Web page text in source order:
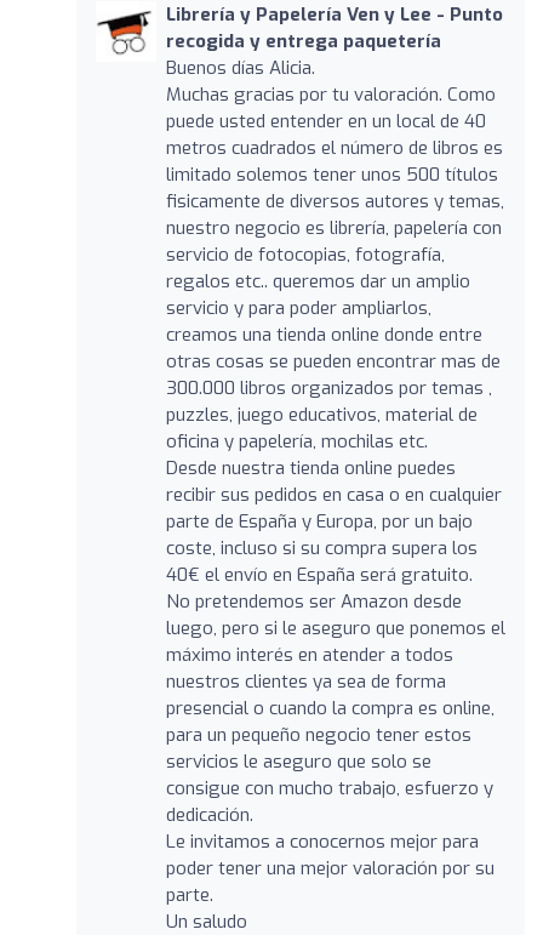
Librería y Papelería Ven y Lee - Punto
recogida y entrega paquetería
Buenos días Alicia.
Muchas gracias por tu valoración. Como
puede usted entender en un local de 40
metros cuadrados el número de libros es
limitado solemos tener unos 500 títulos
fisicamente de diversos autores y temas,
nuestro negocio es librería, papelería con
servicio de fotocopias, fotografía,
regalos etc.. queremos dar un amplio
servicio y para poder ampliarlos,
creamos una tienda online donde entre
otras cosas se pueden encontrar mas de
300.000 libros organizados por temas ,
puzzles, juego educativos, material de
oficina y papelería, mochilas etc.
Desde nuestra tienda online puedes
recibir sus pedidos en casa o en cualquier
parte de España y Europa, por un bajo
coste, incluso si su compra supera los
40€ el envío en España será gratuito.
No pretendemos ser Amazon desde
luego, pero si le aseguro que ponemos el
máximo interés en atender a todos
nuestros clientes ya sea de forma
presencial o cuando la compra es online,
para un pequeño negocio tener estos
servicios le aseguro que solo se
consigue con mucho trabajo, esfuerzo y
dedicación.
Le invitamos a conocernos mejor para
poder tener una mejor valoración por su
parte.
Un saludo